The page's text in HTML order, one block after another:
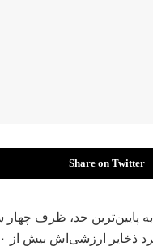
Share on Twitter
پایین‌ترین حد، ظرف